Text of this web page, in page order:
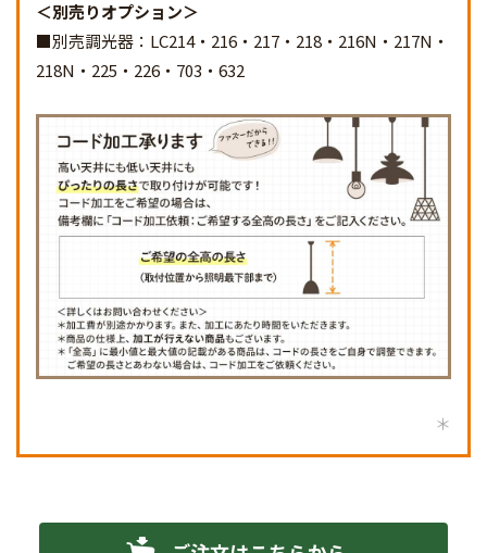
別売りオプション
■別売調光器：LC214・216・217・218・216N・217N・
218N・225・226・703・632